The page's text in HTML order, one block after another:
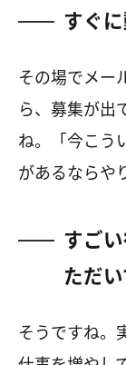
すぐ
その場でメー
ら、募集が出
ね。「今こう
があるならや
すご
ただい
そうですね。